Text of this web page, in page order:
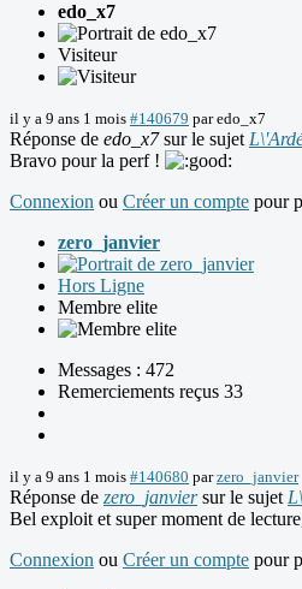
edo_x7
Visiteur
il y a 9 ans 1 mois #140679 paredo_x7
Réponse de edo_x7sur le sujet
Bravo pour la perf !
Connexion ou Créer un compte pour
zero_janvier
Hors Ligne
Membre elite
Messages : 472
Remerciements reçus 33
il y a 9 ans 1 mois #140680 parzero_janvier
Réponse de zero_janviersur le sujet
Bel exploit et super moment de
Connexion ou Créer un compte pour